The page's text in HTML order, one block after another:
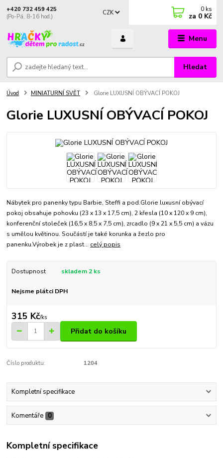
Menu
CZK
Hledat
+420 732 459 425
(Po-Pá, 8-16 hod.)
0 ks
za 0 Kč
Úvod MINIATURNÍ SVĚT Glorie LUXUSNÍ OBÝVACÍ POKOJ
Glorie LUXUSNÍ OBÝVACÍ POKOJ
Nábytek pro panenky typu Barbie, Steffi a pod.Glorie luxusní obývací
pokoj obsahuje pohovku (23 x 13 x 17,5 cm), 2 křesla (10 x 120 x 9 cm),
konferenční stoleček (16,5 x 8,5 x 7,5 cm), zrcadlo (9 x 21 x 5,5 cm) a vázu
s umělou květinou. Součástí je také korunka a žezlo pro
panenku.Výrobek je z plast... celý popis
Dostupnost skladem 2 ks
Nejsme plátci DPH
315 Kč/ks
Přidat do košíku
Číslo produktu: 1204
Kompletní specifikace
Komentáře 0
Kompletní specifikace